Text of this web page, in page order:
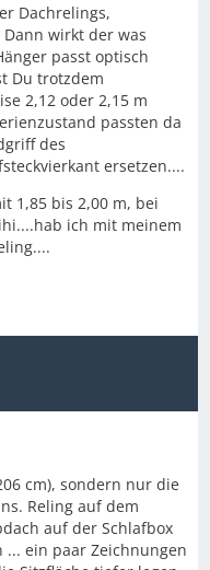
Dachrelings,
wirkt der was
passt optisch
Du trotzdem
2,12 oder 2,15 m
passten da
des
ersetzen....
1,85 bis 2,00 m, bei
ich mit meinem
cm), sondern nur die
Reling auf dem
auf der Schlafbox
ein paar Zeichnungen